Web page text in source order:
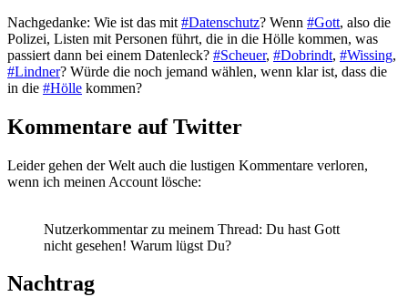
Nachgedanke: Wie ist das mit #Datenschutz? Wenn #Gott, also die
Polizei, Listen mit Personen führt, die in die Hölle kommen, was
passiert dann bei einem Datenleck? #Scheuer, #Dobrindt, #Wissing,
#Lindner? Würde die noch jemand wählen, wenn klar ist, dass die
in die #Hölle kommen?
Kommentare auf Twitter
Leider gehen der Welt auch die lustigen Kommentare verloren,
wenn ich meinen Account lösche:
Nutzerkommentar zu meinem Thread: Du hast Gott
nicht gesehen! Warum lügst Du?
Nachtrag